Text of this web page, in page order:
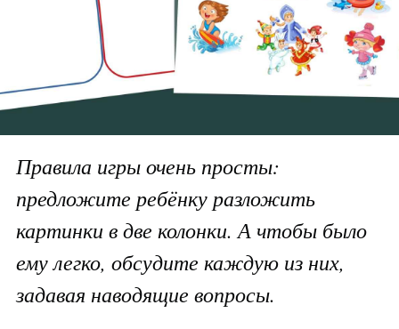
Правила игры очень просты:
предложите ребёнку разложить
картинки в две колонки. А чтобы было
ему легко, обсудите каждую из них,
задавая наводящие вопросы.